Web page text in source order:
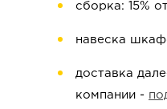
сборка: 15%
навеска
доставка
компании -